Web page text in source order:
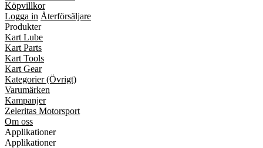
Köpvillkor
Logga in Återförsäljare
Produkter
Kart Lube
Kart Parts
Kart Tools
Kart Gear
Kategorier (Övrigt)
Varumärken
Kampanjer
Zeleritas Motorsport
Om oss
Applikationer
Applikationer